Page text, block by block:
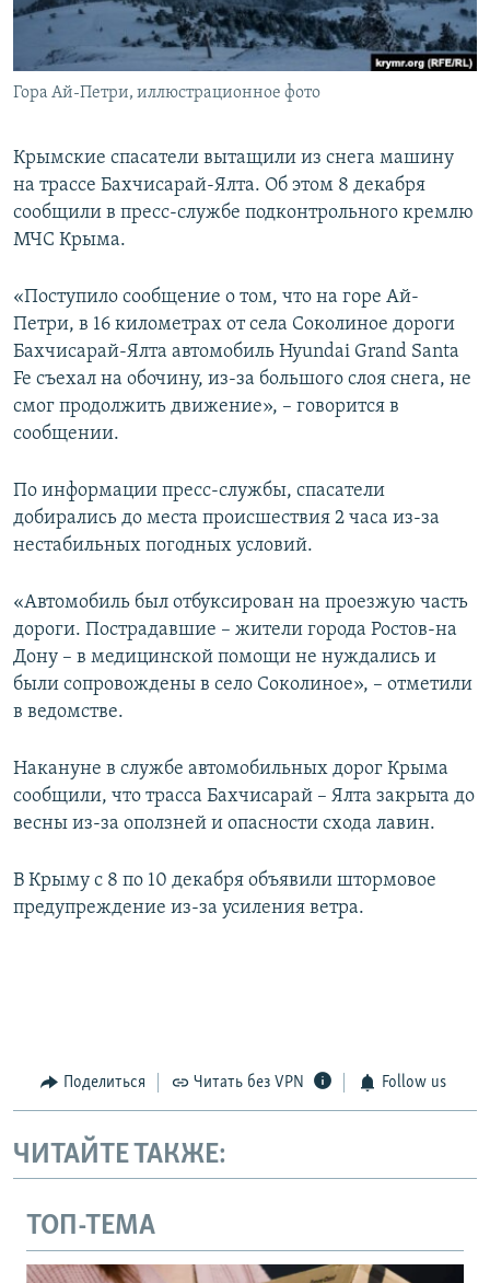
ПОБЕДИТЕЛЕЙ НЕ СУДЯТ?
КРЫМ.НЕПОКОРЕННЫЙ
ELIFBE
ПРИСОЕДИНЯЙТЕСЬ!
Все сайты RFE/RL
Гора Ай-Петри, иллюстрационное фото
Крымские спасатели вытащили из снега машину
на трассе Бахчисарай-Ялта. Об этом 8 декабря
сообщили в пресс-службе подконтрольного кремлю
МЧС Крыма.
«Поступило сообщение о том, что на горе Ай-
Петри, в 16 километрах от села Соколиное дороги
Бахчисарай-Ялта автомобиль Hyundai Grand Santa
Fe съехал на обочину, из-за большого слоя снега, не
смог продолжить движение», – говорится в
сообщении.
По информации пресс-службы, спасатели
добирались до места происшествия 2 часа из-за
нестабильных погодных условий.
«Автомобиль был отбуксирован на проезжую часть
дороги. Пострадавшие – жители города Ростов-на
Дону – в медицинской помощи не нуждались и
были сопровождены в село Соколиное», – отметили
в ведомстве.
Накануне в службе автомобильных дорог Крыма
сообщили, что трасса Бахчисарай – Ялта закрыта до
весны из-за оползней и опасности схода лавин.
В Крыму с 8 по 10 декабря объявили штормовое
предупреждение из-за усиления ветра.
Поделиться Читать без VPN Follow us
ЧИТАЙТЕ ТАКЖЕ:
ТОП-ТЕМА